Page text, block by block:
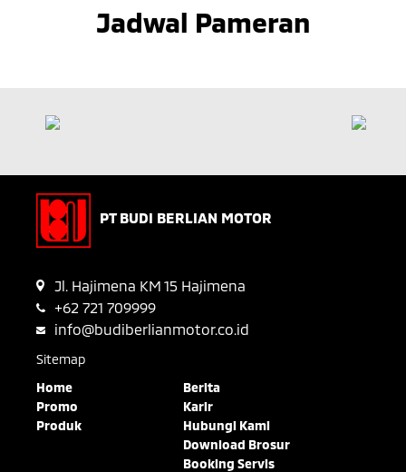
Jadwal Pameran
PT BUDI BERLIAN MOTOR
Jl. Hajimena KM 15 Hajimena
+62 721 709999
info@budiberlianmotor.co.id
Sitemap
Home
Promo
Produk
Berita
Karir
Hubungi Kami
Download Brosur
Booking Servis